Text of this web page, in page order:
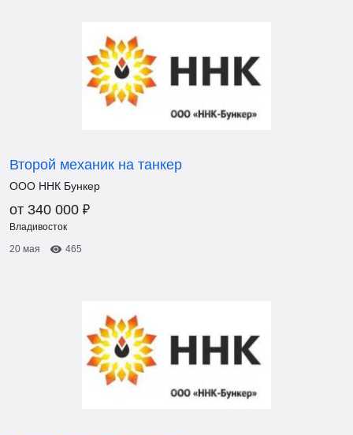
Второй механик на танкер
ООО ННК Бункер
от 340 000 ₽
Владивосток
20 мая
465